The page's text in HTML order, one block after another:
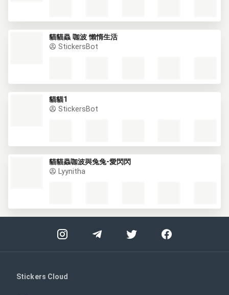
貓貓蟲 咖波 懶惰生活
StickersBot
貓貓1
StickersBot
貓貓蟲咖波與兔兔-愛閃閃
Lyynitha
Stickers Cloud